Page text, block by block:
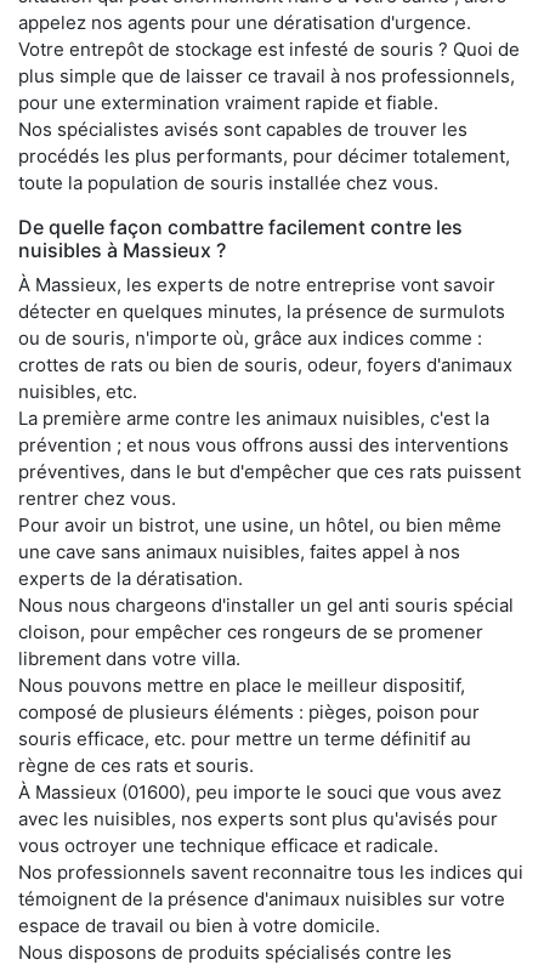
appelez nos agents pour une dératisation d'urgence.
Votre entrepôt de stockage est infesté de souris ? Quoi de
plus simple que de laisser ce travail à nos professionnels,
pour une extermination vraiment rapide et fiable.
Nos spécialistes avisés sont capables de trouver les
procédés les plus performants, pour décimer totalement,
toute la population de souris installée chez vous.
De quelle façon combattre facilement contre les
nuisibles à Massieux ?
À Massieux, les experts de notre entreprise vont savoir
détecter en quelques minutes, la présence de surmulots
ou de souris, n'importe où, grâce aux indices comme :
crottes de rats ou bien de souris, odeur, foyers d'animaux
nuisibles, etc.
La première arme contre les animaux nuisibles, c'est la
prévention ; et nous vous offrons aussi des interventions
préventives, dans le but d'empêcher que ces rats puissent
rentrer chez vous.
Pour avoir un bistrot, une usine, un hôtel, ou bien même
une cave sans animaux nuisibles, faites appel à nos
experts de la dératisation.
Nous nous chargeons d'installer un gel anti souris spécial
cloison, pour empêcher ces rongeurs de se promener
librement dans votre villa.
Nous pouvons mettre en place le meilleur dispositif,
composé de plusieurs éléments : pièges, poison pour
souris efficace, etc. pour mettre un terme définitif au
règne de ces rats et souris.
À Massieux (01600), peu importe le souci que vous avez
avec les nuisibles, nos experts sont plus qu'avisés pour
vous octroyer une technique efficace et radicale.
Nos professionnels savent reconnaitre tous les indices qui
témoignent de la présence d'animaux nuisibles sur votre
espace de travail ou bien à votre domicile.
Nous disposons de produits spécialisés contre les